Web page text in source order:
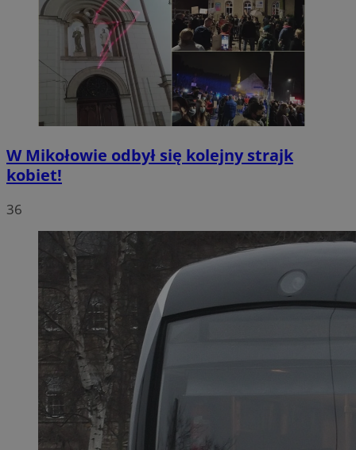
W Mikołowie odbył się kolejny strajk
kobiet!
36